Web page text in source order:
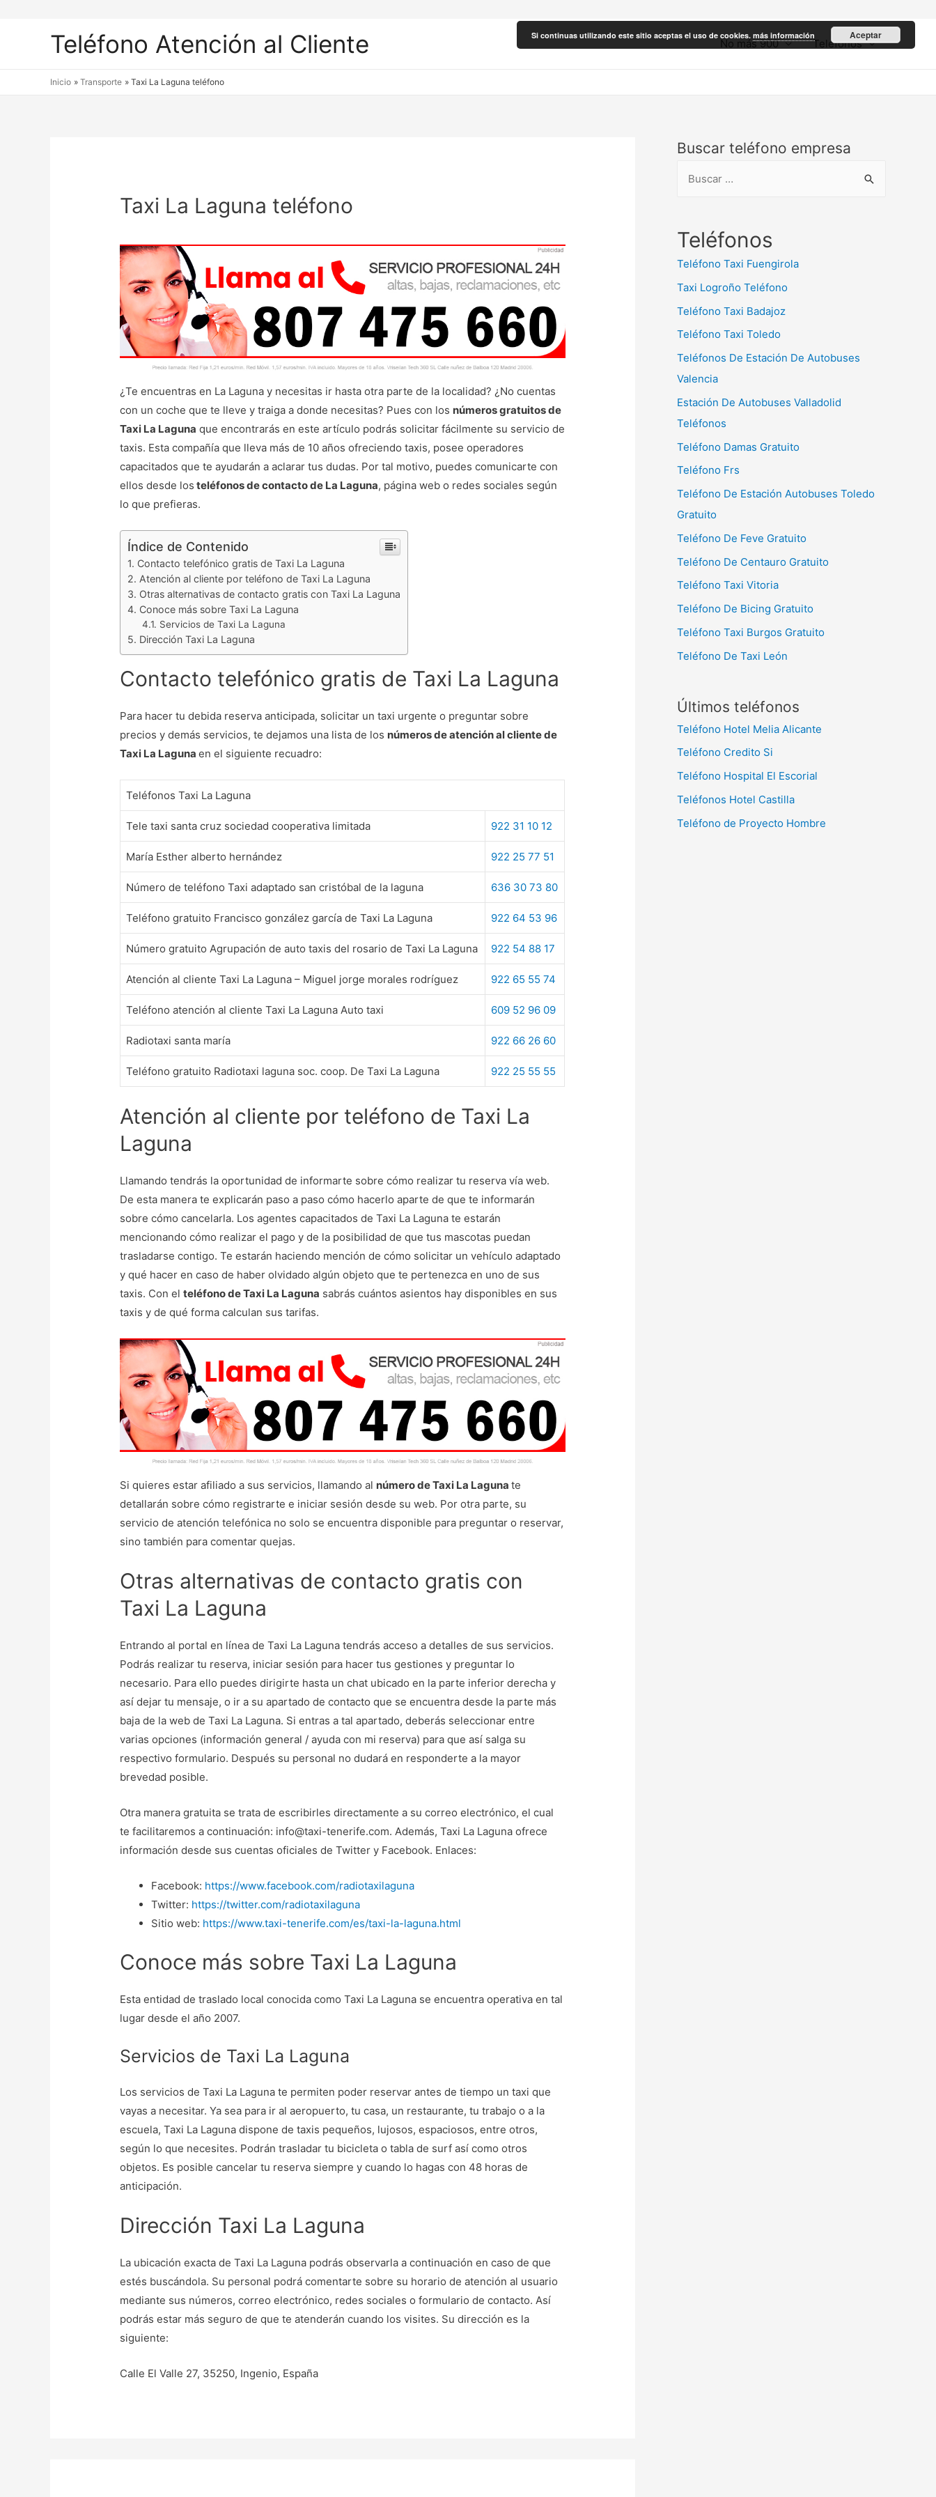
Teléfono Atención al Cliente No más 900 Teléfonos
Inicio Transporte Taxi La Laguna teléfono
Taxi La Laguna teléfono
¿Te encuentras en La Laguna y necesitas ir hasta otra parte de la localidad? ¿No cuentas
con un coche que te lleve y traiga a donde necesitas? Pues con los números gratuitos de
Taxi La Laguna que encontrarás en este artículo podrás solicitar fácilmente su servicio de
taxis. Esta compañía que lleva más de 10 años ofreciendo taxis, posee operadores
capacitados que te ayudarán a aclarar tus dudas. Por tal motivo, puedes comunicarte con
ellos desde los teléfonos de contacto de La Laguna, página web o redes sociales según
lo que prefieras.
Índice de Contenido
Contacto telefónico gratis de Taxi La Laguna
Atención al cliente por teléfono de Taxi La Laguna
Otras alternativas de contacto gratis con Taxi La Laguna
Conoce más sobre Taxi La Laguna
Servicios de Taxi La Laguna
Dirección Taxi La Laguna
Contacto telefónico gratis de Taxi La Laguna
Para hacer tu debida reserva anticipada, solicitar un taxi urgente o preguntar sobre
precios y demás servicios, te dejamos una lista de los números de atención al cliente de
Taxi La Lagunaen el siguiente recuadro:
Teléfonos Taxi La Laguna
Tele taxi santa cruz sociedad cooperativa limitada 922 31 10 12
María Esther alberto hernández 922 25 77 51
Número de teléfono Taxi adaptado san cristóbal de la laguna 636 30 73 80
Teléfono gratuito Francisco gonzález garcía de Taxi La Laguna 922 64 53 96
Número gratuito Agrupación de auto taxis del rosario de Taxi La Laguna 922 54 88 17
Atención al cliente Taxi La Laguna – Miguel jorge morales rodríguez 922 65 55 74
Teléfono atención al cliente Taxi La Laguna Auto taxi 609 52 96 09
Radiotaxi santa maría 922 66 26 60
Teléfono gratuito Radiotaxi laguna soc. coop. De Taxi La Laguna 922 25 55 55
Atención al cliente por teléfono de Taxi La
Laguna
Llamando tendrás la oportunidad de informarte sobre cómo realizar tu reserva vía web.
De esta manera te explicarán paso a paso cómo hacerlo aparte de que te informarán
sobre cómo cancelarla. Los agentes capacitados de Taxi La Laguna te estarán
mencionando cómo realizar el pago y de la posibilidad de que tus mascotas puedan
trasladarse contigo. Te estarán haciendo mención de cómo solicitar un vehículo adaptado
y qué hacer en caso de haber olvidado algún objeto que te pertenezca en uno de sus
taxis. Con elteléfono de Taxi La Laguna sabrás cuántos asientos hay disponibles en sus
taxis y de qué forma calculan sus tarifas.
Si quieres estar afiliado a sus servicios, llamando al número de Taxi La Lagunate
detallarán sobre cómo registrarte e iniciar sesión desde su web. Por otra parte, su
servicio de atención telefónica no solo se encuentra disponible para preguntar o reservar,
sino también para comentar quejas.
Otras alternativas de contacto gratis con
Taxi La Laguna
Entrando al portal en línea de Taxi La Laguna tendrás acceso a detalles de sus servicios.
Podrás realizar tu reserva, iniciar sesión para hacer tus gestiones y preguntar lo
necesario. Para ello puedes dirigirte hasta un chat ubicado en la parte inferior derecha y
así dejar tu mensaje, o ir a su apartado de contacto que se encuentra desde la parte más
baja de la web de Taxi La Laguna. Si entras a tal apartado, deberás seleccionar entre
varias opciones (información general / ayuda con mi reserva) para que así salga su
respectivo formulario. Después su personal no dudará en responderte a la mayor
brevedad posible.
Otra manera gratuita se trata de escribirles directamente a su correo electrónico, el cual
te facilitaremos a continuación: info@taxi-tenerife.com. Además, Taxi La Laguna ofrece
información desde sus cuentas oficiales de Twitter y Facebook. Enlaces:
Facebook: https://www.facebook.com/radiotaxilaguna
Twitter: https://twitter.com/radiotaxilaguna
Sitio web: https://www.taxi-tenerife.com/es/taxi-la-laguna.html
Conoce más sobre Taxi La Laguna
Esta entidad de traslado local conocida como Taxi La Laguna se encuentra operativa en tal
lugar desde el año 2007.
Servicios de Taxi La Laguna
Los servicios de Taxi La Laguna te permiten poder reservar antes de tiempo un taxi que
vayas a necesitar. Ya sea para ir al aeropuerto, tu casa, un restaurante, tu trabajo o a la
escuela, Taxi La Laguna dispone de taxis pequeños, lujosos, espaciosos, entre otros,
según lo que necesites. Podrán trasladar tu bicicleta o tabla de surf así como otros
objetos. Es posible cancelar tu reserva siempre y cuando lo hagas con 48 horas de
anticipación.
Dirección Taxi La Laguna
La ubicación exacta de Taxi La Laguna podrás observarla a continuación en caso de que
estés buscándola. Su personal podrá comentarte sobre su horario de atención al usuario
mediante sus números, correo electrónico, redes sociales o formulario de contacto. Así
podrás estar más seguro de que te atenderán cuando los visites. Su dirección es la
siguiente:
Calle El Valle 27, 35250, Ingenio, España
Buscar teléfono empresa
c
Teléfonos
Teléfono Taxi Fuengirola
Taxi Logroño Teléfono
Teléfono Taxi Badajoz
Teléfono Taxi Toledo
Teléfonos De Estación De Autobuses
Valencia
Estación De Autobuses Valladolid
Teléfonos
Teléfono Damas Gratuito
Teléfono Frs
Teléfono De Estación Autobuses Toledo
Gratuito
Teléfono De Feve Gratuito
Teléfono De Centauro Gratuito
Teléfono Taxi Vitoria
Teléfono De Bicing Gratuito
Teléfono Taxi Burgos Gratuito
Teléfono De Taxi León
Últimos teléfonos
Teléfono Hotel Melia Alicante
Teléfono Credito Si
Teléfono Hospital El Escorial
Teléfonos Hotel Castilla
Teléfono de Proyecto Hombre
Si continuas utilizando este sitio aceptas el uso de cookies. más información Aceptar